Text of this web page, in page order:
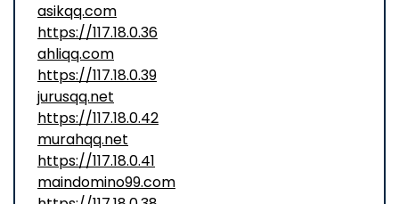
asikqq.com
https://117.18.0.36
ahliqq.com
https://117.18.0.39
jurusqq.net
https://117.18.0.42
murahqq.net
https://117.18.0.41
maindomino99.com